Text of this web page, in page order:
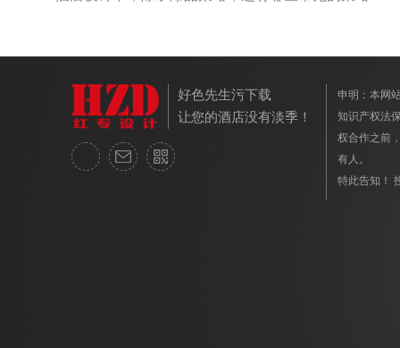
好色先生污下载
让您的酒店没有淡季！
申明：本
知识产权法保
权合作之前
有人。
特此告知！